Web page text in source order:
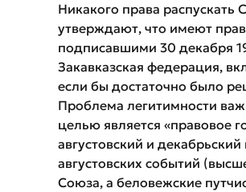
Никакого права
утверждают, что имеют
подписавшими 30 декабря
Закавказская федерация,
если бы достаточно было
Проблема легитимности
целью является «правовое
августовский и
августовских событий
Союза, а беловежские